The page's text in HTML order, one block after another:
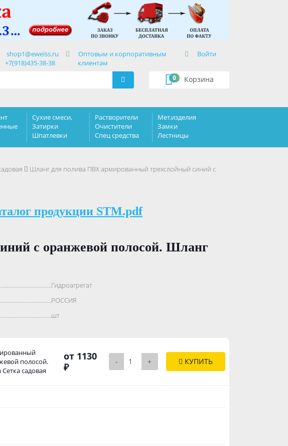
shop1@eweiss.ru
+7(918)435-38-38
Оптовым и корпоративным
клиентам
Войти
Корзина
0
Сухие смеси,
Затирки
Шпатлевки
Растворители
Очистители
Спец средства
Мет.изделия
Замки
Лестницы
Шланг для полива ПВХ армированный трехслойный синий с
продукции STM.pdf
с оранжевой полосой. Шланг
Гидроагрегат
РОССИЯ
шт
полосой.
садовая
от 1130
₽
- + КУПИТЬ